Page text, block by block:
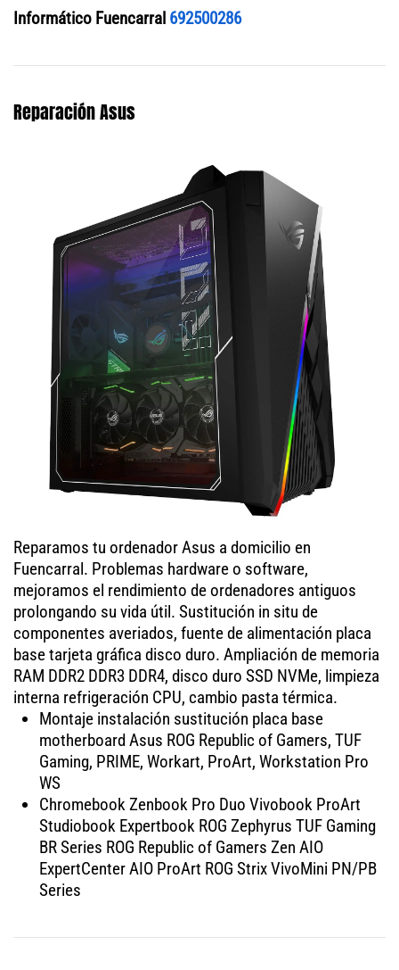
Informático Fuencarral 692500286
Reparación Asus
Reparamos tu ordenador Asus a domicilio en
Fuencarral. Problemas hardware o software,
mejoramos el rendimiento de ordenadores antiguos
prolongando su vida útil. Sustitución in situ de
componentes averiados, fuente de alimentación placa
base tarjeta gráfica disco duro. Ampliación de memoria
RAM DDR2 DDR3 DDR4, disco duro SSD NVMe, limpieza
interna refrigeración CPU, cambio pasta térmica.
Montaje instalación sustitución placa base
motherboard Asus ROG Republic of Gamers, TUF
Gaming, PRIME, Workart, ProArt, Workstation Pro
WS
Chromebook Zenbook Pro Duo Vivobook ProArt
Studiobook Expertbook ROG Zephyrus TUF Gaming
BR Series ROG Republic of Gamers Zen AIO
ExpertCenter AIO ProArt ROG Strix VivoMini PN/PB
Series